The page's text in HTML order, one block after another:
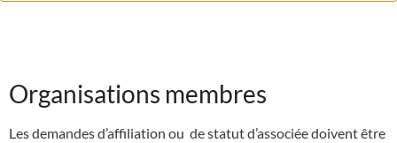
Organisations membres
Les demandes d’affiliation ou de statut d’associée doivent être